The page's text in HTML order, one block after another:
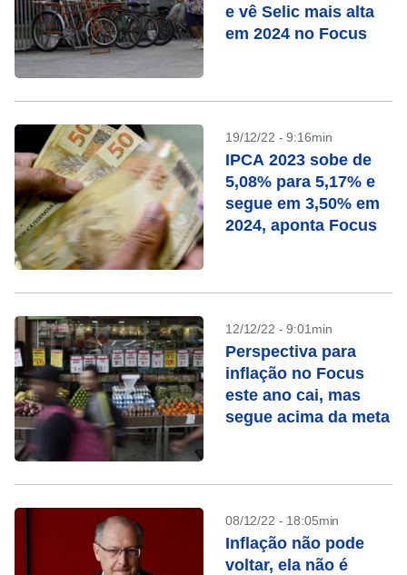
e vê Selic mais alta
em 2024 no Focus
19/12/22 - 9:16min
IPCA 2023 sobe de
5,08% para 5,17% e
segue em 3,50% em
2024, aponta Focus
12/12/22 - 9:01min
Perspectiva para
inflação no Focus
este ano cai, mas
segue acima da meta
08/12/22 - 18:05min
Inflação não pode
voltar, ela não é